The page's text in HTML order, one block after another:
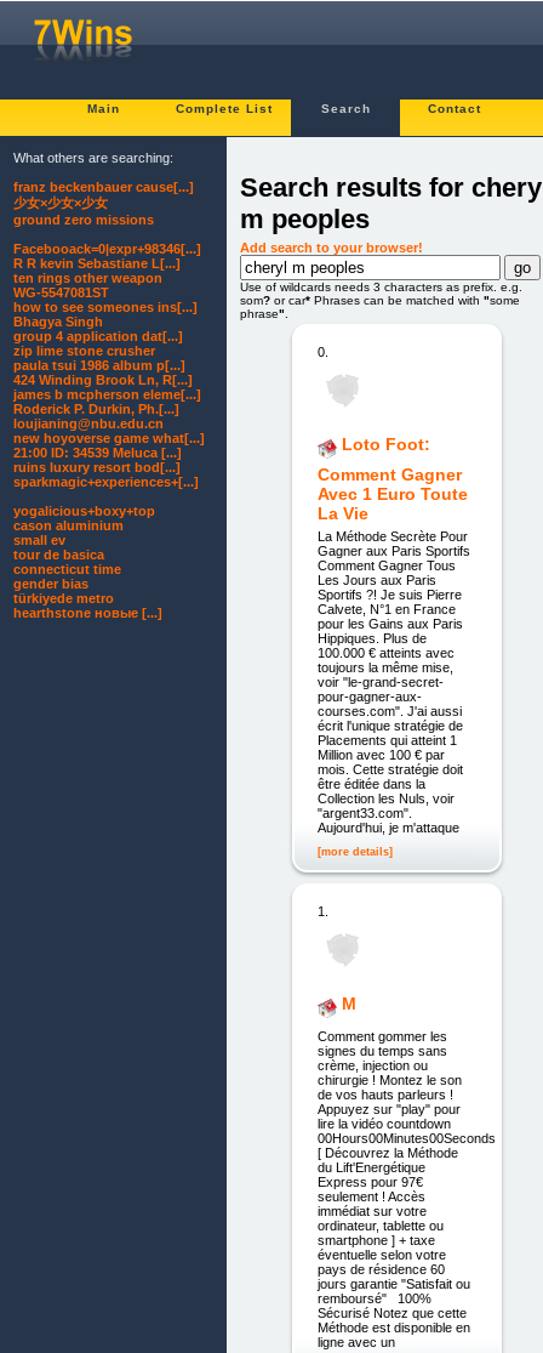
Main Complete List Search Contact
Search results for
m peoples
Add search to your browser!
Use of wildcards needs 3 characters as prefix. e.g.
som? or car* Phrases can be matched with "some
phrase"
0.
Loto Foot:
Comment Gagner
Avec 1 Euro Toute
La Vie
La Méthode Secrète Pour
Gagner aux Paris Sportifs
Comment Gagner Tous
Les Jours aux Paris
Sportifs ?! Je suis Pierre
Calvete, N°1 en France
pour les Gains aux Paris
Hippiques. Plus de
100.000 € atteints avec
toujours la même mise,
voir "le-grand-secret-
pour-gagner-aux-
courses.com". J'ai aussi
écrit l'unique stratégie de
Placements qui atteint 1
Million avec 100 € par
mois. Cette stratégie doit
être éditée dans la
Collection les Nuls, voir
"argent33.com".
Aujourd'hui, je m'attaque
[more details]
1.
M
Comment gommer les
signes du temps sans
crème, injection ou
chirurgie ! Montez le son
de vos hauts parleurs !
Appuyez sur "play" pour
lire la vidéo countdown
00Hours00Minutes00Seconds
[ Découvrez la Méthode
du Lift'Energétique
Express pour 97€
seulement ! Accès
immédiat sur votre
ordinateur, tablette ou
smartphone ] + taxe
éventuelle selon votre
pays de résidence 60
jours garantie "Satisfait ou
remboursé" 100%
Sécurisé Notez que cette
Méthode est disponible en
ligne avec un
What others are searching:
franz beckenbauer cause[...]
少女×少女×少女
ground zero missions
Facebooack=0|expr+98346[...]
R R kevin Sebastiane L[...]
ten rings other weapon
WG-5547081ST
how to see someones ins[...]
Bhagya Singh
group 4 application dat[...]
zip lime stone crusher
paula tsui 1986 album p[...]
424 Winding Brook Ln, R[...]
james b mcpherson eleme[...]
Roderick P. Durkin, Ph.[...]
loujianing@nbu.edu.cn
new hoyoverse game what[...]
21:00 ID: 34539 Meluca [...]
ruins luxury resort bod[...]
sparkmagic+experiences+[...]
yogalicious+boxy+top
cason aluminium
small ev
tour de basica
connecticut time
gender bias
türkiyede metro
hearthstone новые [...]